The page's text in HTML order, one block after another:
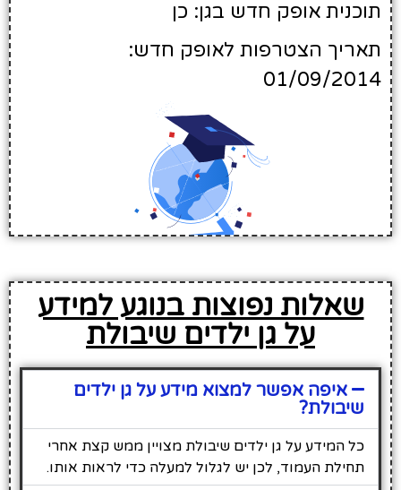
תוכנית אופק חדש בגן: כן
תאריך הצטרפות לאופק חדש:
01/09/2014
שאלות נפוצות בנוגע למידע
על גן ילדים שיבולת
איפה אפשר למצוא מידע על גן ילדים
שיבולת?
כל המידע על גן ילדים שיבולת מצויין ממש קצת אחרי
תחילת העמוד, לכן יש לגלול למעלה כדי לראות אותו.